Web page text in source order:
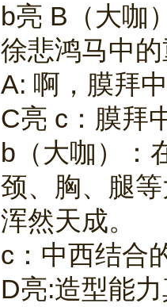
b亮 B（大咖
徐悲鸿马中
A: 啊，膜拜
C亮 c：膜拜
b（大咖）：
颈、胸、腿
浑然天成。
c：中西结合
D亮:造型能